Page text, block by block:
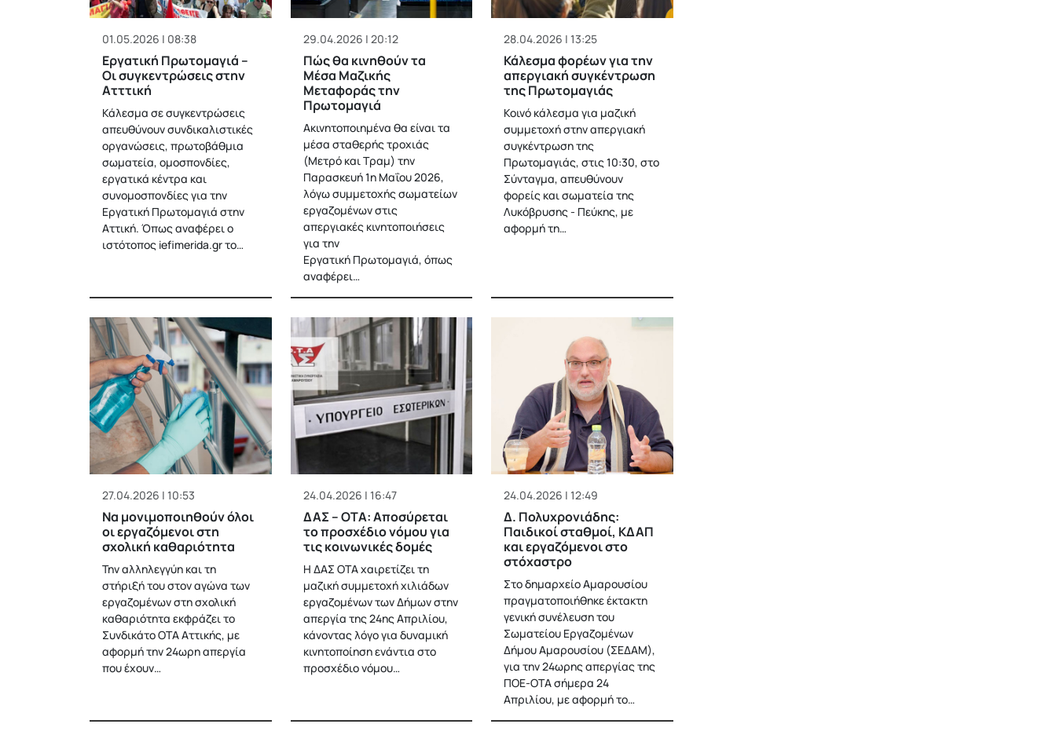
01.05.2026 | 08:38
Εργατική Πρωτομαγιά –
Οι συγκεντρώσεις στην
Ατττική
Κάλεσμα σε συγκεντρώσεις
απευθύνουν συνδικαλιστικές
οργανώσεις, πρωτοβάθμια
σωματεία, ομοσπονδίες,
εργατικά κέντρα και
συνομοσπονδίες για την
Εργατική Πρωτομαγιά στην
Αττική. Όπως αναφέρει ο
ιστότοπος iefimerida.gr το…
29.04.2026 | 20:12
Πώς θα κινηθούν τα
Μέσα Μαζικής
Μεταφοράς την
Πρωτομαγιά
Ακινητοποιημένα θα είναι τα
μέσα σταθερής τροχιάς
(Μετρό και Τραμ) την
Παρασκευή 1η Μαΐου 2026,
λόγω συμμετοχής σωματείων
εργαζομένων στις
απεργιακές κινητοποιήσεις
για την
Εργατική Πρωτομαγιά, όπως
αναφέρει…
28.04.2026 | 13:25
Κάλεσμα φορέων για την
απεργιακή συγκέντρωση
της Πρωτομαγιάς
Κοινό κάλεσμα για μαζική
συμμετοχή στην απεργιακή
συγκέντρωση της
Πρωτομαγιάς, στις 10:30, στο
Σύνταγμα, απευθύνουν
φορείς και σωματεία της
Λυκόβρυσης - Πεύκης, με
αφορμή τη…
27.04.2026 | 10:53
Να μονιμοποιηθούν όλοι
οι εργαζόμενοι στη
σχολική καθαριότητα
Την αλληλεγγύη και τη
στήριξή του στον αγώνα των
εργαζομένων στη σχολική
καθαριότητα εκφράζει το
Συνδικάτο ΟΤΑ Αττικής, με
αφορμή την 24ωρη απεργία
που έχουν…
24.04.2026 | 16:47
ΔΑΣ – ΟΤΑ: Αποσύρεται
το προσχέδιο νόμου για
τις κοινωνικές δομές
Η ΔΑΣ ΟΤΑ χαιρετίζει τη
μαζική συμμετοχή χιλιάδων
εργαζομένων των Δήμων στην
απεργία της 24ης Απριλίου,
κάνοντας λόγο για δυναμική
κινητοποίηση ενάντια στο
προσχέδιο νόμου…
24.04.2026 | 12:49
Δ. Πολυχρονιάδης:
Παιδικοί σταθμοί, ΚΔΑΠ
και εργαζόμενοι στο
στόχαστρο
Στο δημαρχείο Αμαρουσίου
πραγματοποιήθηκε έκτακτη
γενική συνέλευση του
Σωματείου Εργαζομένων
Δήμου Αμαρουσίου (ΣΕΔΑΜ),
για την 24ωρης απεργίας της
ΠΟΕ-ΟΤΑ σήμερα 24
Απριλίου, με αφορμή το…